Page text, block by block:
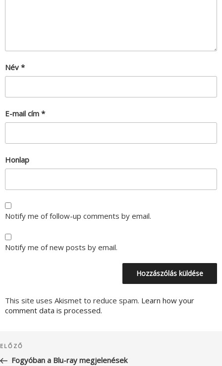
Név *
E-mail cím *
Honlap
Notify me of follow-up comments by email.
Notify me of new posts by email.
This site uses Akismet to reduce spam. Learn how your
comment data is processed.
navigáció
Korábbi
bejegyzés
ELŐZŐ
Fogyóban a Blu-ray megjelenések